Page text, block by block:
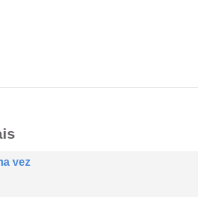
vez